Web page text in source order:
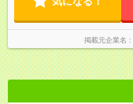
掲載元企業名